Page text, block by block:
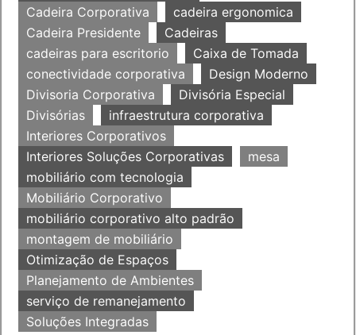
Cadeira Corporativa
cadeira ergonomica
Cadeira Presidente
Cadeiras
cadeiras para escritorio
Caixa de Tomada
conectividade corporativa
Design Moderno
Divisoria Corporativa
Divisória Especial
Divisórias
infraestrutura corporativa
Interiores Corporativos
Interiores Soluções Corporativas
mesa
mobiliário com tecnologia
Mobiliário Corporativo
mobiliário corporativo alto padrão
montagem de mobiliário
Otimização de Espaços
Planejamento de Ambientes
serviço de remanejamento
Soluções Integradas